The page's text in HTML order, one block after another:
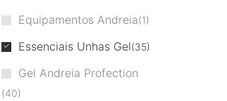
Equipamentos Andreia 1
Essenciais Unhas Gel 35
Gel Andreia Profection
40